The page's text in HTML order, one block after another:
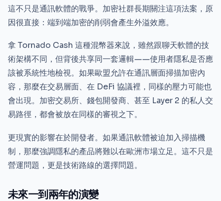
這不只是通訊軟體的戰爭。加密社群長期關注這項法案，原
因很直接：端到端加密的削弱會產生外溢效應。
拿 Tornado Cash 這種混幣器來說，雖然跟聊天軟體的技
術架構不同，但背後共享同一套邏輯——使用者隱私是否應
該被系統性地檢視。如果歐盟允許在通訊層面掃描加密內
容，那麼在交易層面、在 DeFi 協議裡，同樣的壓力可能也
會出現。加密交易所、錢包開發商、甚至 Layer 2 的私人交
易路徑，都會被放在同樣的審視之下。
更現實的影響在於開發者。如果通訊軟體被迫加入掃描機
制，那麼強調隱私的產品將難以在歐洲市場立足。這不只是
營運問題，更是技術路線的選擇問題。
未來一到兩年的演變